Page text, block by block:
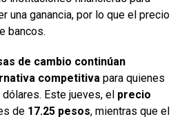
una ganancia, por lo que el precio
bancos.
de cambio continúan
competitiva para quienes
Este jueves, el precio
de 17.25 pesos, mientras que el